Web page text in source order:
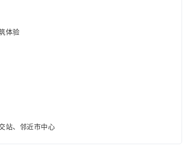
体验
站、邻近市中心